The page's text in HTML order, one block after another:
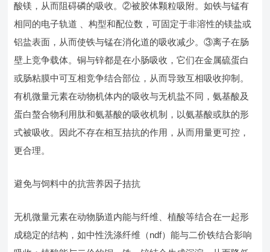
酸镁，从而阻碍磷的吸收。②被胶体颗粒吸附。如铁与锰有
相同的电子轨道 、构型和配位数，可固定于非溶性的镁盐或
铝盐表面，从而使铁与锰在消化道的吸收减少。③离子在肠
壁上竞争载体。铜与锌都是在小肠吸收，它们在金属硫蛋白
或肠粘膜中可互相竞争结合部位，从而导致互相吸收抑制。
有机微量元素在动物机体内的吸收与无机盐不同，氨基酸及
蛋白螯合物利用肽和氨基酸的吸收机制，以氨基酸或肽的形
式被吸收。因此不存在相互拮抗的作用，从而用量更可控，
更合理。
避免与饲料中的抗营养因子拮抗
无机微量元素在动物肠道内能与纤维、植酸等结合在一起形
成稳定的结构，如中性洗涤纤维（ndf）能与二价铁结合影响